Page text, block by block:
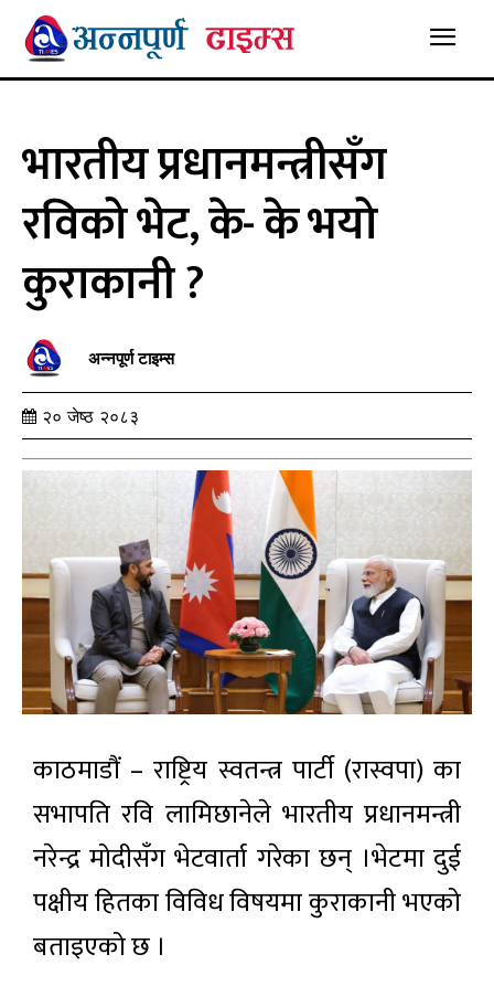
भारतीय प्रधानमन्त्रीसँग
रविको भेट, के- के भयो
कुराकानी ?
अन्नपूर्ण टाइम्स
२० जेष्ठ २०८३
काठमाडौं – राष्ट्रिय स्वतन्त्र पार्टी (रास्वपा) का
सभापति रवि लामिछानेले भारतीय प्रधानमन्त्री
नरेन्द्र मोदीसँग भेटवार्ता गरेका छन् ।भेटमा दुई
पक्षीय हितका विविध विषयमा कुराकानी भएको
बताइएको छ ।